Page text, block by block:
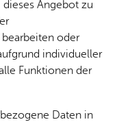
Angebot zu
oder
individueller
Funktionen der
Daten in